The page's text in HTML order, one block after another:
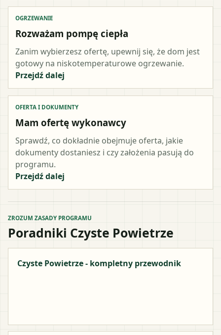
OGRZEWANIE
Rozważam pompę ciepła
Zanim wybierzesz ofertę, upewnij się, że dom jest
gotowy na niskotemperaturowe ogrzewanie.
Przejdź dalej
OFERTA I DOKUMENTY
Mam ofertę wykonawcy
Sprawdź, co dokładnie obejmuje oferta, jakie
dokumenty dostaniesz i czy założenia pasują do
programu.
Przejdź dalej
ZROZUM ZASADY PROGRAMU
Poradniki Czyste Powietrze
Czyste Powietrze - kompletny przewodnik